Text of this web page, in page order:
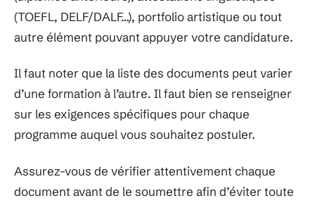
(TOEFL, DELF/DALF…), portfolio artistique ou tout
autre élément pouvant appuyer votre candidature.
Il faut noter que la liste des documents peut varier
d’une formation à l’autre. Il faut bien se renseigner
sur les exigences spécifiques pour chaque
programme auquel vous souhaitez postuler.
Assurez-vous de vérifier attentivement chaque
document avant de le soumettre afin d’éviter toute